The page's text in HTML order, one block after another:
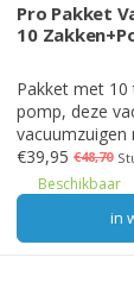
Pro Pakket
10
Pakket met 10
pomp, deze
vacuumzuigen
€39,95 €48,70
Beschikbaar
in